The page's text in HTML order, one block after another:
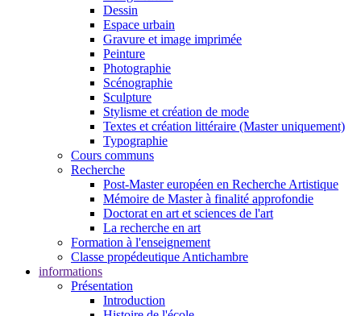
Dessin
Espace urbain
Gravure et image imprimée
Peinture
Photographie
Scénographie
Sculpture
Stylisme et création de mode
Textes et création littéraire (Master uniquement)
Typographie
Cours communs
Recherche
Post-Master européen en Recherche Artistique
Mémoire de Master à finalité approfondie
Doctorat en art et sciences de l'art
La recherche en art
Formation à l'enseignement
Classe propédeutique Antichambre
informations
Présentation
Introduction